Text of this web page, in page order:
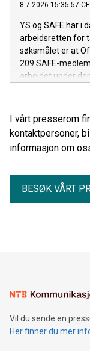
8.7.2026 15:35:57
YS og SAFE har i
arbeidsretten for
søksmålet er at
209 SAFE-
arbeidet under
I vårt presserom
kontaktpersoner,
informasjon om
BESØK VÅRT
Vil du sende en
Her finner du mer